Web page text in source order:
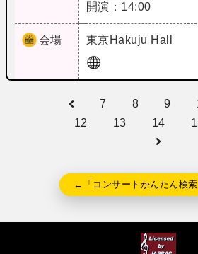
開演：14:00
会場 東京Hakuju Hall
7 8 9
12
13 14
←「コンサートかんたん検